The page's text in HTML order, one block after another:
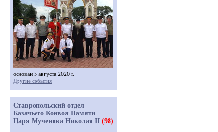
основан 5 августа 2020 г.
Другие события
Ставропольский отдел
Казачьего Конвоя Памяти
Царя Мученика Николая II (98)